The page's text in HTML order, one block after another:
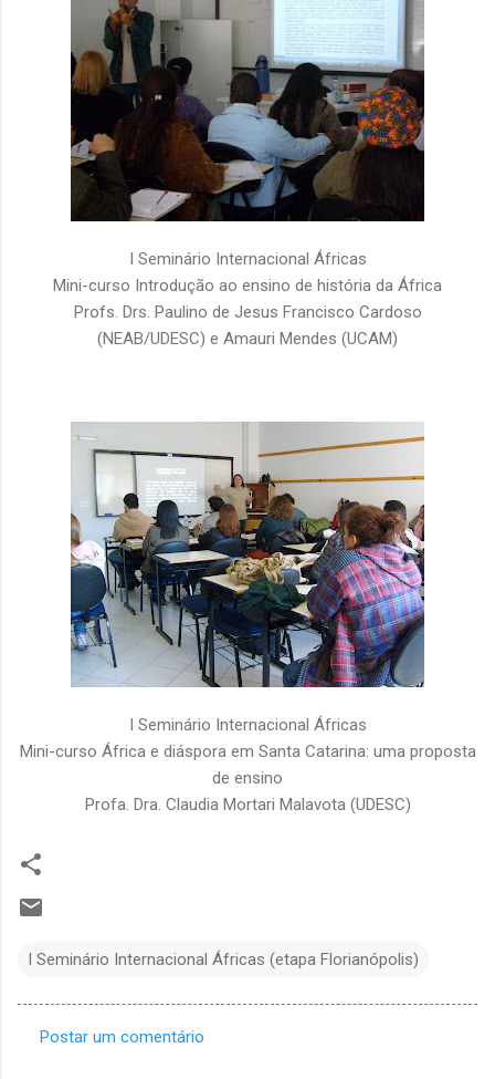
I Seminário Internacional Áfricas
Mini-curso Introdução ao ensino de história da África
Profs. Drs. Paulino de Jesus Francisco Cardoso
(NEAB/UDESC) e Amauri Mendes (UCAM)
I Seminário Internacional Áfricas
Mini-curso África e diáspora em Santa Catarina: uma proposta
de ensino
Profa. Dra. Claudia Mortari Malavota (UDESC)
I Seminário Internacional Áfricas (etapa Florianópolis)
Postar um comentário